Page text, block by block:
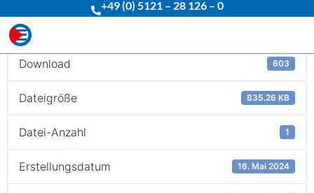
+49 (0) 5121 – 28 126 – 0
Download
Download 603
Dateigröße 835.26 KB
Datei-Anzahl 1
Erstellungsdatum 16. Mai 2024